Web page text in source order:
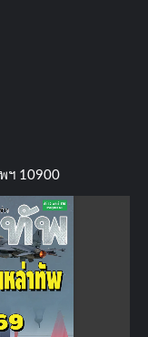
ฯ 10900